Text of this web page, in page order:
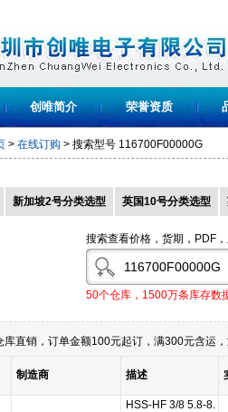
创唯简介 荣誉资质
> 在线订购 > 搜索型号 116700F00000G
新加坡2号分类选型 英国10号分类选型
搜索查看价格，货期，PDF
50个仓库，1500万条库存数
直销，订单金额100元起订，满300元含运
制造商 描述
HSS-HF 3/8 5.8-8.